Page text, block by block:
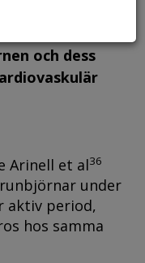
och dess
Arinell et al36
under
aktiv period,
hos samma